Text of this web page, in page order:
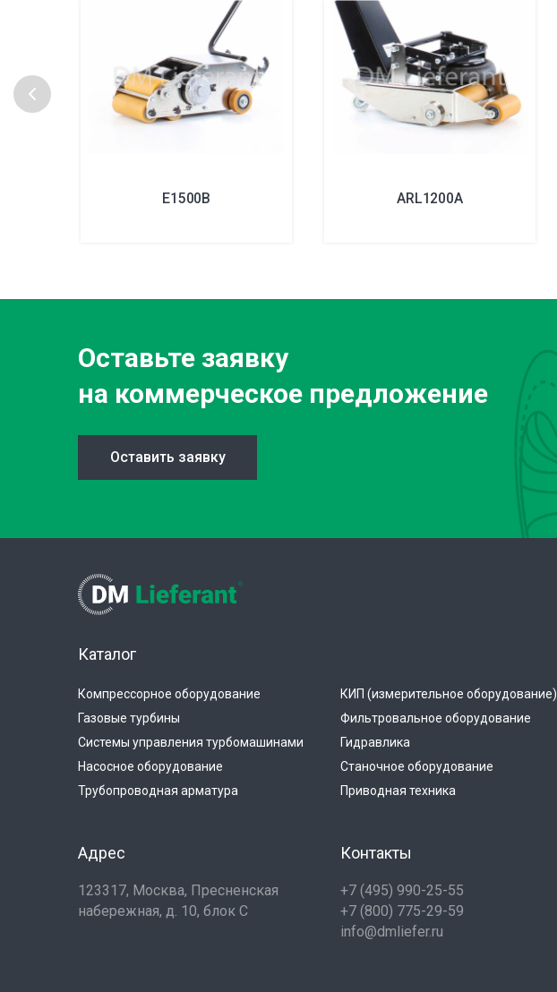
E1500B ARL1200A
Оставьте заявку
на коммерческое предложение
Оставить заявку
Каталог
Компрессорное оборудование
Газовые турбины
Системы управления турбомашинами
Насосное оборудование
Трубопроводная арматура
КИП (измерительное оборудование)
Фильтровальное оборудование
Гидравлика
Станочное оборудование
Приводная техника
Адрес
123317, Москва, Пресненская
набережная, д. 10, блок С
Контакты
+7 (495) 990-25-55
+7 (800) 775-29-59
info@dmliefer.ru